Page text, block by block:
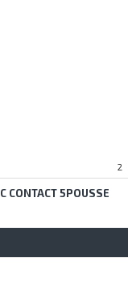
2
CONTACT 5POUSSE